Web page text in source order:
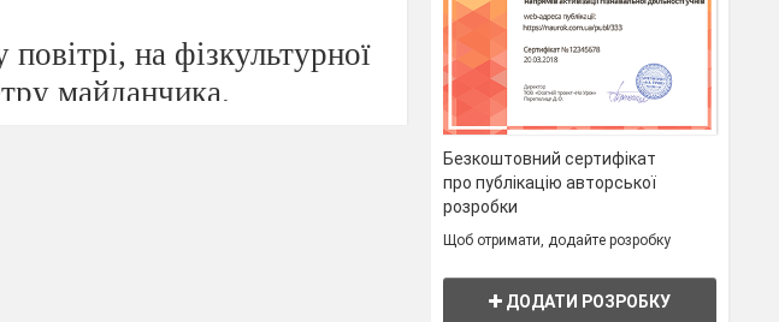
на фізкультурної
майданчика.
Безкоштовний сертифікат
про публікацію авторської
розробки
Щоб отримати, додайте розробку
ДОДАТИ РОЗРОБКУ